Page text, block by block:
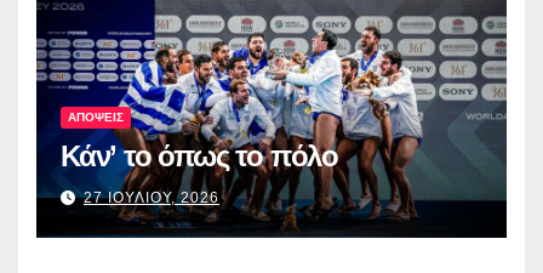
ΑΠΟΨΕΙΣ
Κάν’ το όπως το πόλο
27 ΙΟΥΛΙΟΥ, 2026